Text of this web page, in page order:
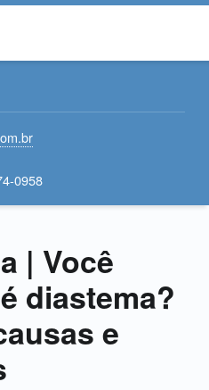
0958
| Você
diastema?
e